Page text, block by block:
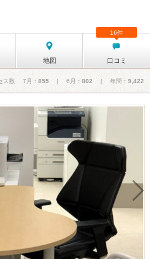
地図 口コミ
16件
ス数 7月： 855 | 6月： 802 | 年間： 9,422